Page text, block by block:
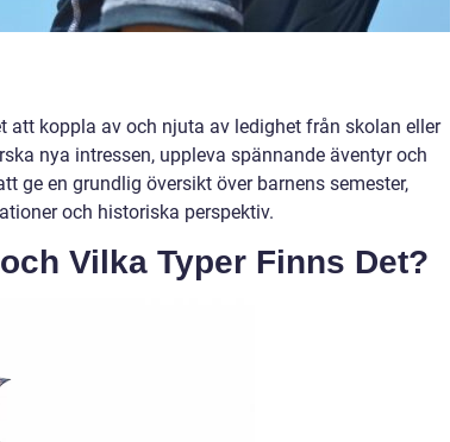
att koppla av och njuta av ledighet från skolan eller
nya intressen, uppleva spännande äventyr och
ge en grundlig översikt över barnens semester,
och historiska perspektiv.
Vilka Typer Finns Det?